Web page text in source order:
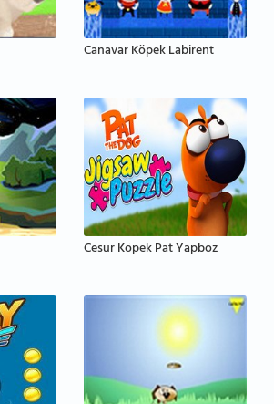
Canavar Köpek Labirent
Cesur Köpek Pat Yapboz